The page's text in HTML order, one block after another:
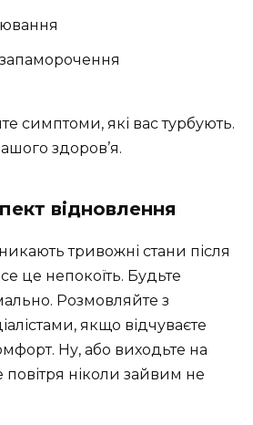
запаморочення
симптоми, які вас турбують.
здоров’я.
відновлення
тривожні стани після
це непокоїть. Будьте
Розмовляйте з
якщо відчуваєте
Ну, або виходьте на
повітря ніколи зайвим не